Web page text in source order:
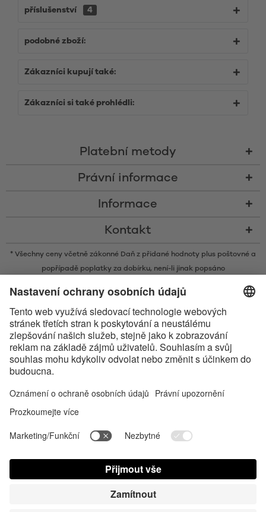
příslušenství 4
podobné zboží:
Zákazníci kupují také:
Zákazníci si také prohlédli:
Platební metody
Právní informace
Informace
Kontakt
* Všechny ceny včetně zákonné Daň z přidané hodnoty plus poštovné a
popřípadě poplatky za dobírku, není-li jinak popsáno
ochrannými známkami ve vlastnictví společnosti Bluetooth SIG, Inc. a
veškeré používání těchto značek společností Satisfyer GmbH probíhá na
základě licence.
Apple, logo Apple a Apple Watch jsou obchodními známkami společnosti
Apple Inc. Google Play a logo Google Play jsou ochranné známky
Contact us today Nastavení souborů cookie